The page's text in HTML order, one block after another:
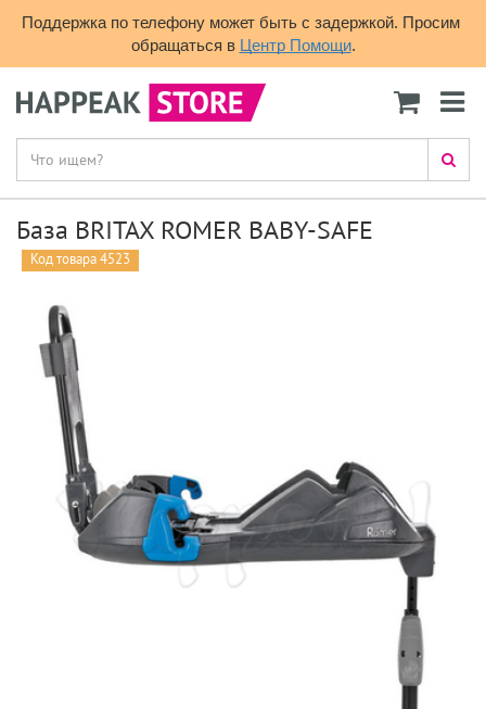
Поддержка по телефону может быть с задержкой. Просим
обращаться в Центр Помощи.
База BRITAX ROMER BABY-SAFE
Код товара 4523